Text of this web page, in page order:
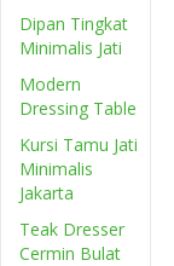
Dipan Tingkat
Minimalis Jati
Modern
Dressing Table
Kursi Tamu Jati
Minimalis
Jakarta
Teak Dresser
Cermin Bulat